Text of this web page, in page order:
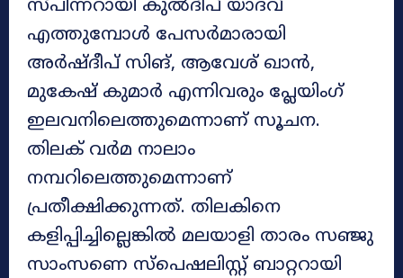
സ്പിന്നറായി കുല്‍ദീപ് യാദവ്
എത്തുമ്പോള്‍ പേസര്‍മാരായി
അര്‍ഷ്ദീപ് സിങ്, ആവേശ് ഖാന്‍,
മുകേഷ് കുമാര്‍ എന്നിവരും പ്ലേയിംഗ്
ഇലവനിലെത്തുമെന്നാണ് സൂചന.
തിലക് വര്‍മ നാലാം
നമ്പറിലെത്തുമെന്നാണ്
പ്രതീക്ഷിക്കുന്നത്. തിലകിനെ
കളിപ്പിച്ചില്ലെങ്കില്‍ മലയാളി താരം സഞ്ജു
സാംസണെ സ്‌പെഷലിസ്റ്റ് ബാറ്ററായി